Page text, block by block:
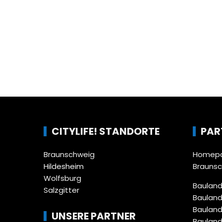
CITYLIFE! STANDORTE
Braunschweig
Hildesheim
Wolfsburg
Salzgitter
UNSERE PARTNER